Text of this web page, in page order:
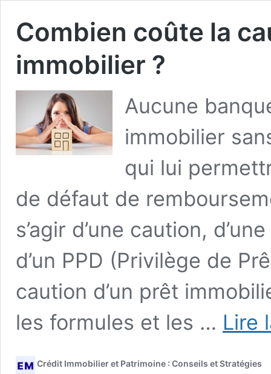
Combien coûte la
immobilier ?
Aucune
immobilier
qui lui
de défaut de
s’agir d’une caution,
d’un PPD (Privilège de
caution d’un prêt
les formules et les … Lire
Crédit Immobilier et Patrimoine : Conseils et Stratégies